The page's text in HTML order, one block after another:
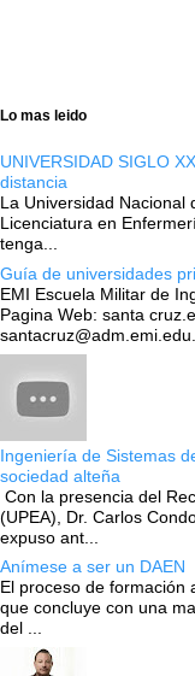
Lo mas leido
UNIVERSIDAD SIGLO
distancia
La Universidad Nacional
Licenciatura en
tenga...
Guía de universidades
EMI Escuela Militar de
Pagina Web: santa
Ingeniería de Sistemas
sociedad alteña
Con la presencia del
(UPEA), Dr. Carlos
expuso ant...
Anímese a ser un DAEN
El proceso de formación
que concluye con una
del ...